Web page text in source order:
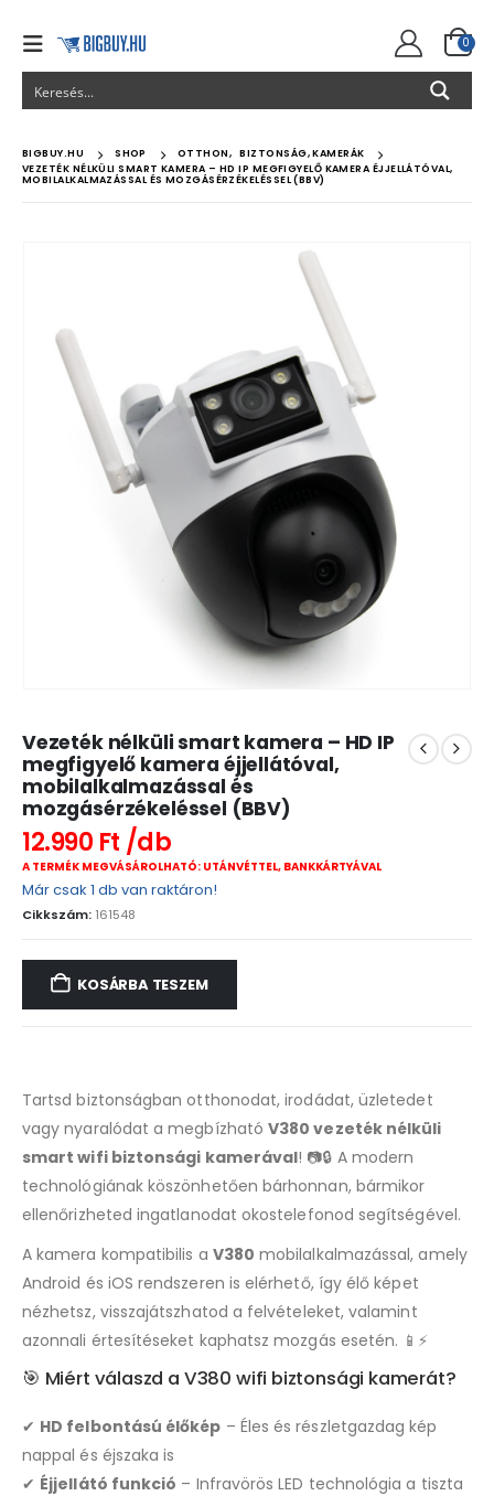
0
BIGBUY.HU SHOP OTTHON,
BIZTONSÁG, KAMERÁK
VEZETÉK NÉLKÜLI SMART KAMERA – HD IP MEGFIGYELŐ KAMERA ÉJJELLÁTÓVAL,
MOBILALKALMAZÁSSAL ÉS MOZGÁSÉRZÉKELÉSSEL (BBV)
Vezeték nélküli smart kamera – HD IP
megfigyelő kamera éjjellátóval,
mobilalkalmazással és
mozgásérzékeléssel (BBV)
12.990 Ft
A TERMÉK MEGVÁSÁROLHATÓ: UTÁNVÉTTEL, BANKKÁRTYÁVAL
Már csak 1 db van raktáron!
Cikkszám: 161548
KOSÁRBA TESZEM
Tartsd biztonságban otthonodat, irodádat, üzletedet
vagy nyaralódat a megbízhatóV380 vezeték nélküli
smart wifi biztonsági kamerával! 📷🔒 A modern
technológiának köszönhetően bárhonnan, bármikor
ellenőrizheted ingatlanodat okostelefonod segítségével.
A kamera kompatibilis a V380 mobilalkalmazással, amely
Android és iOS rendszeren is elérhető, így élő képet
nézhetsz, visszajátszhatod a felvételeket, valamint
azonnali értesítéseket kaphatsz mozgás esetén. 📱⚡
🎯 Miért válaszd a V380 wifi biztonsági kamerát?
✔ HD felbontású élőkép – Éles és részletgazdag kép
nappal és éjszaka is
✔ Éjjellátó funkció – Infravörös LED technológia a tiszta